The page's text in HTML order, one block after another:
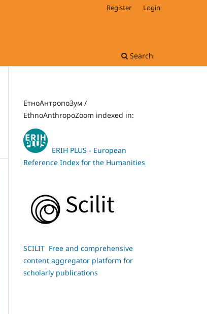
Search
Register Login
ЕтноАнтропоЗум /
EthnoAnthropoZoom indexed in:
ERIH PLUS - European
Reference Index for the Humanities
SCILIT Free and comprehensive
content aggregator platform for
scholarly publications